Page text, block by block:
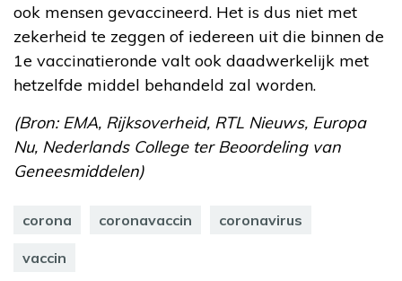
ook mensen gevaccineerd. Het is dus niet met
zekerheid te zeggen of iedereen uit die binnen de
1e vaccinatieronde valt ook daadwerkelijk met
hetzelfde middel behandeld zal worden.
(Bron: EMA, Rijksoverheid, RTL Nieuws, Europa
Nu, Nederlands College ter Beoordeling van
Geneesmiddelen)
corona coronavaccin coronavirus
vaccin